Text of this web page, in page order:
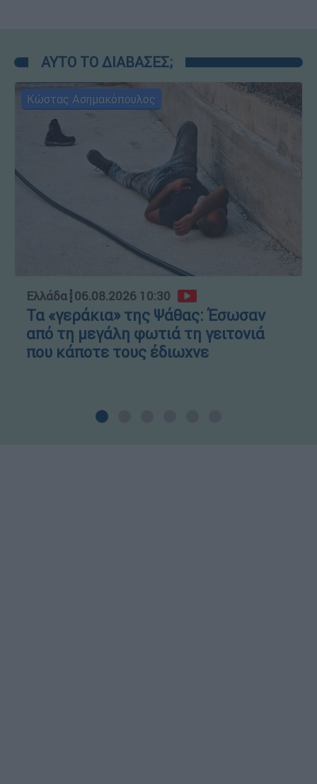
ΑΥΤΟ ΤΟ ΔΙΑΒΑΣΕΣ;
Κώστας Ασημακόπουλος
Ελλάδα┋06.08.2026 10:30
Τα «γεράκια» της Ψάθας: Έσωσαν
από τη μεγάλη φωτιά τη γειτονιά
που κάποτε τους έδιωχνε